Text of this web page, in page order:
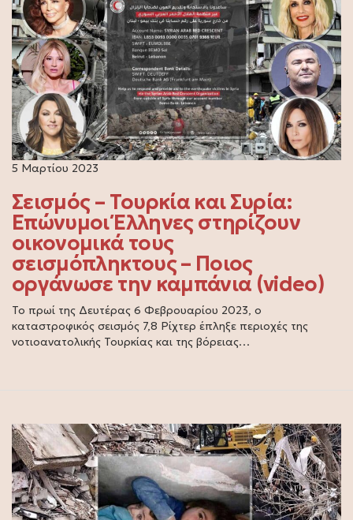
5 Μαρτίου 2023
Σεισμός – Τουρκία και Συρία:
Επώνυμοι Έλληνες στηρίζουν
οικονομικά τους
σεισμόπληκτους – Ποιος
οργάνωσε την καμπάνια (video)
Το πρωί της Δευτέρας 6 Φεβρουαρίου 2023, ο
καταστροφικός σεισμός 7,8 Ρίχτερ έπληξε περιοχές της
νοτιοανατολικής Τουρκίας και της βόρειας…